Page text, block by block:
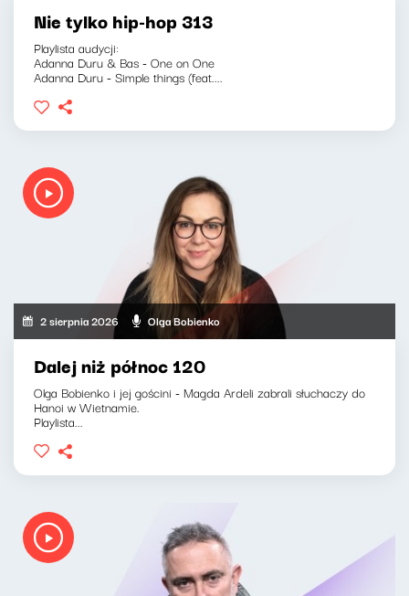
Nie tylko hip-hop 313
Playlista audycji:
Adanna Duru & Bas - One on One
Adanna Duru - Simple things (feat....
2 sierpnia 2026 Olga Bobienko
Dalej niż północ 120
Olga Bobienko i jej gościni - Magda Ardeli zabrali słuchaczy do
Hanoi w Wietnamie.
Playlista...